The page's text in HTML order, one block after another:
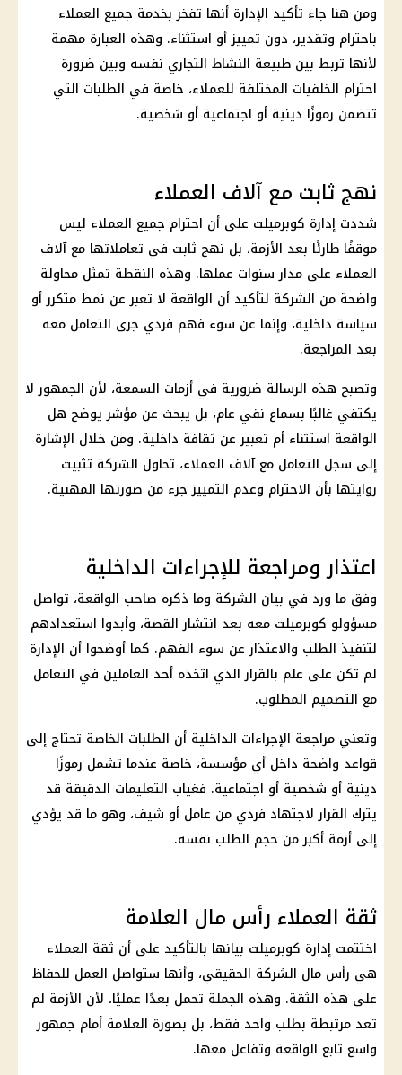
ومن هنا جاء تأكيد الإدارة أنها تفخر بخدمة جميع العملاء
باحترام وتقدير، دون تمييز أو استثناء. وهذه العبارة مهمة
لأنها تربط بين طبيعة النشاط التجاري نفسه وبين ضرورة
احترام الخلفيات المختلفة للعملاء، خاصة في الطلبات التي
تتضمن رموزًا دينية أو اجتماعية أو شخصية.
نهج ثابت مع آلاف العملاء
شددت إدارة كوبرميلت على أن احترام جميع العملاء ليس
موقفًا طارئًا بعد الأزمة، بل نهج ثابت في تعاملاتها مع آلاف
العملاء على مدار سنوات عملها. وهذه النقطة تمثل محاولة
واضحة من الشركة لتأكيد أن الواقعة لا تعبر عن نمط متكرر أو
سياسة داخلية، وإنما عن سوء فهم فردي جرى التعامل معه
بعد المراجعة.
وتصبح هذه الرسالة ضرورية في أزمات السمعة، لأن الجمهور لا
يكتفي غالبًا بسماع نفي عام، بل يبحث عن مؤشر يوضح هل
الواقعة استثناء أم تعبير عن ثقافة داخلية. ومن خلال الإشارة
إلى سجل التعامل مع آلاف العملاء، تحاول الشركة تثبيت
روايتها بأن الاحترام وعدم التمييز جزء من صورتها المهنية.
اعتذار ومراجعة للإجراءات الداخلية
وفق ما ورد في بيان الشركة وما ذكره صاحب الواقعة، تواصل
مسؤولو كوبرميلت معه بعد انتشار القصة، وأبدوا استعدادهم
لتنفيذ الطلب والاعتذار عن سوء الفهم. كما أوضحوا أن الإدارة
لم تكن على علم بالقرار الذي اتخذه أحد العاملين في التعامل
مع التصميم المطلوب.
وتعني مراجعة الإجراءات الداخلية أن الطلبات الخاصة تحتاج إلى
قواعد واضحة داخل أي مؤسسة، خاصة عندما تشمل رموزًا
دينية أو شخصية أو اجتماعية. فغياب التعليمات الدقيقة قد
يترك القرار لاجتهاد فردي من عامل أو شيف، وهو ما قد يؤدي
إلى أزمة أكبر من حجم الطلب نفسه.
ثقة العملاء رأس مال العلامة
اختتمت إدارة كوبرميلت بيانها بالتأكيد على أن ثقة العملاء
هي رأس مال الشركة الحقيقي، وأنها ستواصل العمل للحفاظ
على هذه الثقة. وهذه الجملة تحمل بعدًا عمليًا، لأن الأزمة لم
تعد مرتبطة بطلب واحد فقط، بل بصورة العلامة أمام جمهور
واسع تابع الواقعة وتفاعل معها.